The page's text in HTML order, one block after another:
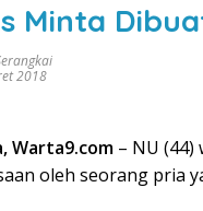
Minta
2018
Warta9.com – NU
oleh seorang pria